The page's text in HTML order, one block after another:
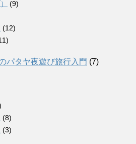
(9)
(12)
パタヤ夜遊び旅行入門 (7)
(8)
(3)